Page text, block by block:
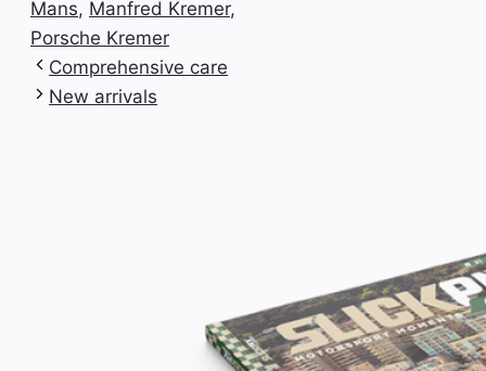
Mans, Manfred Kremer,
Porsche Kremer
Comprehensive care
New arrivals